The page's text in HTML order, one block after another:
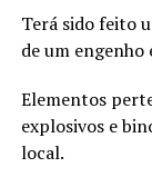
Terá sido feito
de um
Elementos
explosivos e
local.